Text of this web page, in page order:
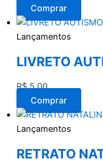
Comprar
Lançamentos
LIVRETO
R$5,00
Comprar
Lançamentos
RETRATO